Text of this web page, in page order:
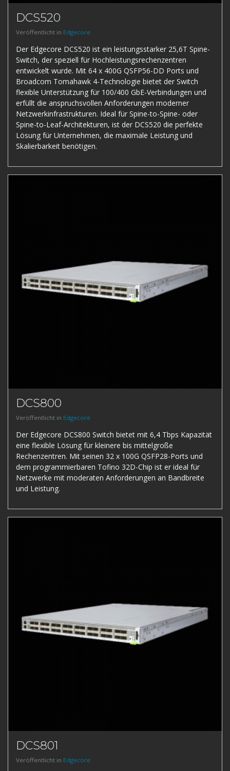
DCS520
Veröffentlicht in Edgecore
Der Edgecore DCS520 ist ein leistungsstarker 25,6T Spine-
Switch, der speziell für Hochleistungsrechenzentren
entwickelt wurde. Mit 64 x 400G QSFP56-DD Ports und
Broadcom Tomahawk 4-Technologie bietet der Switch
flexible Unterstützung für 100/400 GbE-Verbindungen und
erfüllt die anspruchsvollen Anforderungen moderner
Netzwerkinfrastrukturen. Ideal für Spine-to-Spine- oder
Spine-to-Leaf-Architekturen, ist der DCS520 die perfekte
Lösung für Unternehmen, die maximale Leistung und
Skalierbarkeit benötigen.
DCS800
Veröffentlicht in Edgecore
Der Edgecore DCS800 Switch bietet mit 6,4 Tbps Kapazität
eine flexible Lösung für kleinere bis mittelgroße
Rechenzentren. Mit seinen 32 x 100G QSFP28-Ports und
dem programmierbaren Tofino 32D-Chip ist er ideal für
Netzwerke mit moderaten Anforderungen an Bandbreite
und Leistung.
DCS801
Veröffentlicht in Edgecore